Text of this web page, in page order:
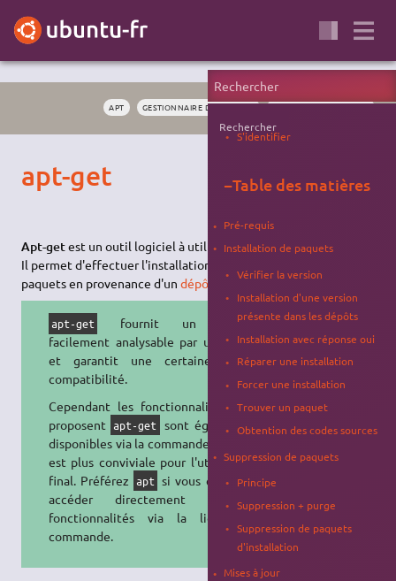
APT GESTIONNAIRE DE PAQUETS INSTALLATION LOGICIEL
apt-get
Apt-getest un outil logiciel à utiliser enligne de commande
Il permet d'effectuer l'installation et la désinstallation de
paquets en provenance d'undépôt APT.
apt-get
fournit un retour
facilement analysable par un script
et garantit une certaine rétro-
compatibilité.
Cependant les fonctionnalités que
proposent apt-get sont également
disponibles via la commande
est plus conviviale pour l'utilisateur
final. Préférez apt si vous comptez
accéder directement à ces
fonctionnalités via la ligne de
commande.
Rechercher
S'identifier
−Table des matières
Pré-requis
Installation de paquets
Vérifier la version
Installation d'une version
présente dans les dépôts
Installation avec réponse oui
Réparer une installation
Forcer une installation
Trouver un paquet
Obtention des codes sources
Suppression de paquets
Principe
Suppression + purge
Suppression de paquets
d'installation
Mises à jour